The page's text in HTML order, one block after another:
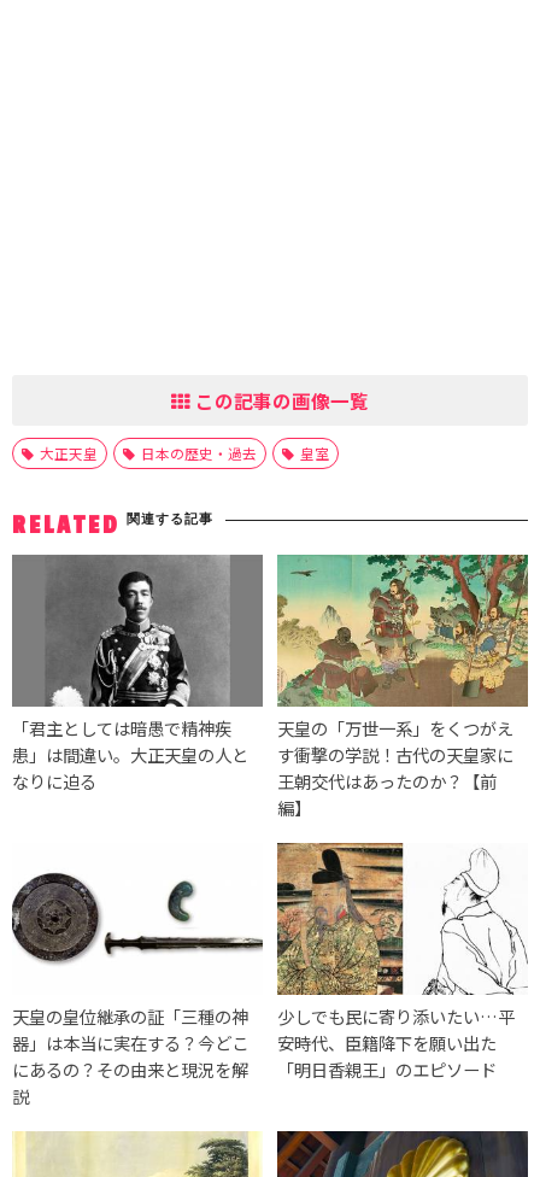
この記事の画像一覧
大正天皇 日本の歴史・過去 皇室
RELATED 関連する記事
「君主としては暗愚で精神疾
患」は間違い。大正天皇の人と
なりに迫る
天皇の「万世一系」をくつがえ
す衝撃の学説！古代の天皇家に
王朝交代はあったのか？【前
編】
天皇の皇位継承の証「三種の神
器」は本当に実在する？今どこ
にあるの？その由来と現況を解
説
少しでも民に寄り添いたい…平
安時代、臣籍降下を願い出た
「明日香親王」のエピソード